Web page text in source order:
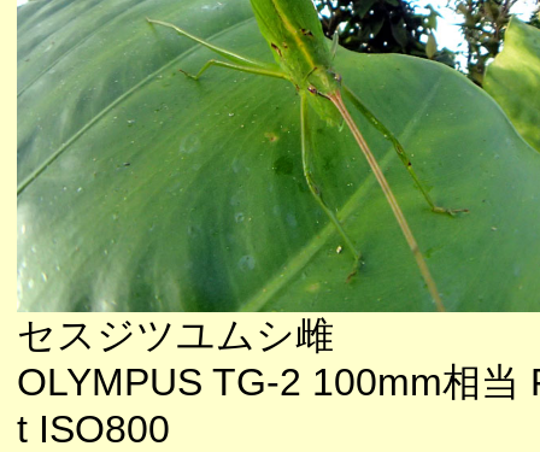
セスジツユムシ雌
OLYMPUS TG-2 100mm相
t ISO800